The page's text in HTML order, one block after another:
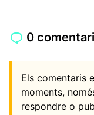
0
Els comentaris
moments,
respondre o